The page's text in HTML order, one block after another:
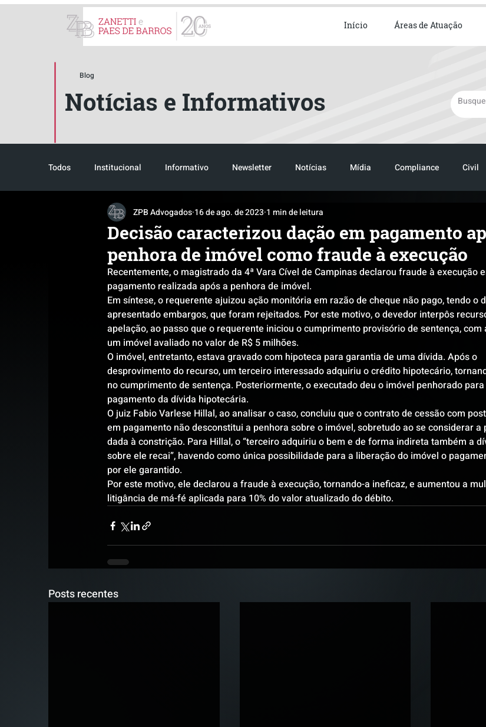
Início Áreas de Atuação
Blog
Notícias e Informativos
Todos Institucional Informativo Newsletter Notícias Mídia Compliance Civil
Reconhecimento Tributário Pós-evento TRANSPORTE
Decisão caracterizou dação em pagamento
penhora de imóvel como fraude à execução
ZPB Advogados 16 de ago. de 2023 1 min de leitura
Recentemente, o magistrado da 4ª Vara Cível de Campinas declarou fraude à execução
pagamento realizada após a penhora de imóvel.
Em síntese, o requerente ajuizou ação monitória em razão de cheque não pago, tendo o
apresentado embargos, que foram rejeitados. Por este motivo, o devedor interpôs
apelação, ao passo que o requerente iniciou o cumprimento provisório de sentença, com
um imóvel avaliado no valor de R$ 5 milhões.
O imóvel, entretanto, estava gravado com hipoteca para garantia de uma dívida. Após o
desprovimento do recurso, um terceiro interessado adquiriu o crédito hipotecário,
no cumprimento de sentença. Posteriormente, o executado deu o imóvel penhorado
pagamento da dívida hipotecária.
O juiz Fabio Varlese Hillal, ao analisar o caso, concluiu que o contrato de cessão com
em pagamento não desconstitui a penhora sobre o imóvel, sobretudo ao se considerar a
dada à constrição. Para Hillal, o “terceiro adquiriu o bem e de forma indireta também a
sobre ele recai”, havendo como única possibilidade para a liberação do imóvel o
por ele garantido.
Por este motivo, ele declarou a fraude à execução, tornando-a ineficaz, e aumentou a
litigância de má-fé aplicada para 10% do valor atualizado do débito.
Posts recentes